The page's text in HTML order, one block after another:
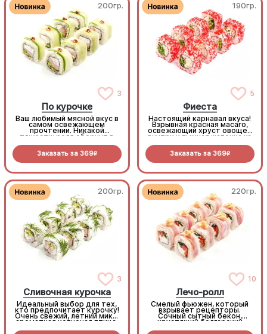
200гр.
3
По курочке
Ваш любимый мясной вкус в
самом освежающем
прочтении. Никакой
тяжести: ролл обернут в
внутри вас ждет тающий
крем-сыр, сочная копченая
Заказать за 369R
190гр.
5
Фиеста
Настоящий карнавал вкуса!
Взрывная красная масаго,
освежающий хруст овощей
внутри и пышная шапочка из
соусом Том Ям.
Заказать за 369R
200гр.
3
Сливочная курочка
Идеальный выбор для тех,
кто предпочитает курочку!
Очень свежий, летний микс:
ароматная копченая птица,
220гр.
10
Лечо-ролл
Смелый фьюжен, который
взрывает рецепторы.
Сочный сытный бекон,
хрустящий болгарский